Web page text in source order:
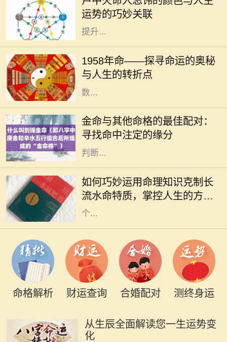
运势的巧妙关联
系。对于卢中火命的人而言，了解与
自己命理相关的颜色忌讳，可以帮助
提升...
1958年命——探寻命运的奥秘
与人生的转折点
1958年，对于很多人来说，也许只是
一年，但对于一些特别的个体来说，
这一年却是命运的转折点。在这一年
中，许多事件交织在一起，造就了无
数...
金命与其他命格的最佳配对：
寻找命中注定的缘分
在中国传统命理学中，五行理论将人
的命运与自然的元素紧密相连。金
命，作为五行之一，象征着坚硬、刚
毅与财富。金命的人通常具有出众的
判断...
如何巧妙运用命理知识克制长
流水命特质，掌控人生的方向
与命运
在中国传统命理学中，长流水命是一
种非常特殊的命格。它象征着无尽的
流动与变化，给人带来灵活多变的特
质。然而，长期处于这种命格之中，
个...
命格解析 财运查询 合婚配对 测终身运
从生辰全面解读您一生运势变
化